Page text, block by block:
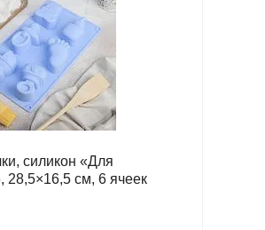
силикон «Для
см, 6 ячеек